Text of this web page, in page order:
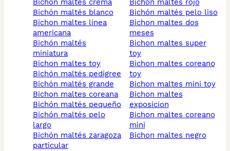
bichón maltés crema
bichón maltés blanco
bichon maltes linea
americana
bichón maltés
miniatura
bichon maltes toy
bichón maltés pedigree
bichón maltés grande
bichon maltes coreana
bichón maltés pequeño
bichón maltés pelo
largo
bichón maltés zaragoza
particular
bichón maltés rojo
bichón maltés pelo liso
bichon maltes dos
meses
bichon maltes super
toy
bichon maltes coreano
toy
bichon maltes mini toy
bichon maltes
exposicion
bichon maltes coreano
mini
bichon maltes negro